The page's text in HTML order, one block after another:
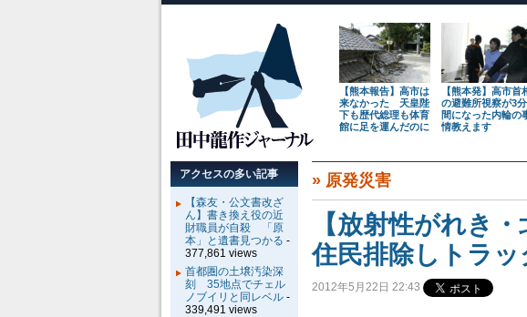
【熊本報告】高市は
来なかった 天皇陛
下も歴代総理も体育
館に足を運んだのに
【熊本発】高市首
の避難所視察が3分
間になった内輪の
情教えます
» 原発災害
【放射性がれき
住民排除しトラッ
2012年5月22日 22:43
アクセスの多い記事
【森友・公文書改ざ
ん】書き換え役の近
財職員が自殺 「原
本」と遺書見つかる -
377,861 views
首都圏の土壌汚染深
刻 35地点でチェル
ノブイリと同レベル -
339,491 views